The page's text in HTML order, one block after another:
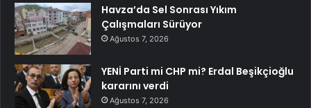
Havza’da Sel Sonrası Yıkım
Çalışmaları Sürüyor
Ağustos 7, 2026
YENİ Parti mi CHP mi? Erdal Beşikçioğlu
kararını verdi
Ağustos 7, 2026